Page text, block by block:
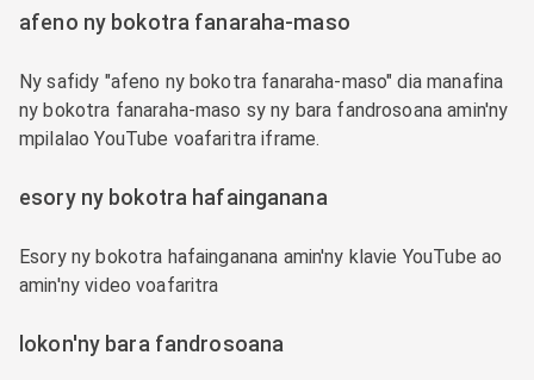
afeno ny bokotra fanaraha-maso
Ny safidy "afeno ny bokotra fanaraha-maso" dia manafina
ny bokotra fanaraha-maso sy ny bara fandrosoana amin'ny
mpilalao YouTube voafaritra iframe.
esory ny bokotra hafainganana
Esory ny bokotra hafainganana amin'ny klavie YouTube ao
amin'ny video voafaritra
lokon'ny bara fandrosoana